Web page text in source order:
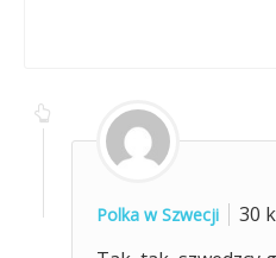
Polka w Szwecji
30